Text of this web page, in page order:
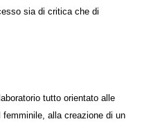
sia di critica che di
tutto orientato alle
alla creazione di un